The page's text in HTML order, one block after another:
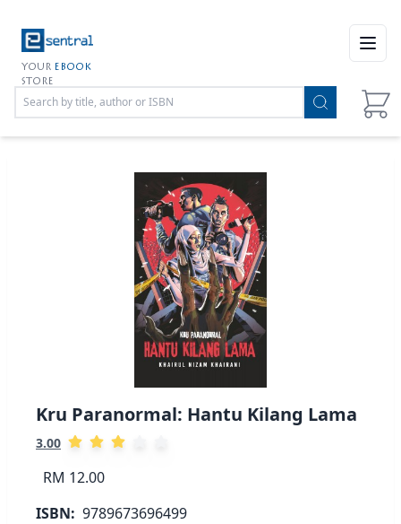
YOUR EBOOK
STORE
Kru Paranormal: Hantu Kilang Lama
3.00
RM 12.00
ISBN: 9789673696499